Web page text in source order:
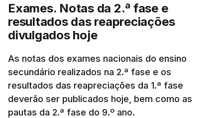
Exames. Notas da 2.ª fase e
resultados das reapreciações
divulgados hoje
As notas dos exames nacionais do ensino
secundário realizados na 2.ª fase e os
resultados das reapreciações da 1.ª fase
deverão ser publicados hoje, bem como as
pautas da 2.ª fase do 9.º ano.